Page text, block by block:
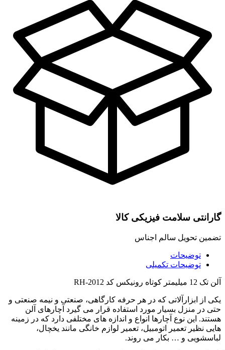
گارانتی سلامت فیزیکی کالا
تضمین تحویل سالم اجناس
توضیحات
توضیحات تکمیلی
آلن تک 12 میلیمتر کوتاه رونیکس کد RH-2012
یکی از ابزارآلاتی که در هر حرفه کارگاهی، صنعتی و نیمه صنعتی و
حتی در منزل بسیار مورد استفاده قرار می گیرد آچارهای آلن
هستند. این نوع آچارها انواع و اندازه های مختلفی دارد که در زمینه
هایی نظیر تعمیر اتومبیل، تعمیر لوازم خانگی مانند یخچال،
لباسشویی و … بکار می روند.